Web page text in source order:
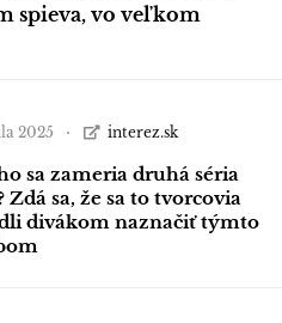
spieva, vo veľkom
2025 interez.sk
sa zameria druhá séria
Zdá sa, že sa to tvorcovia
divákom naznačiť týmto